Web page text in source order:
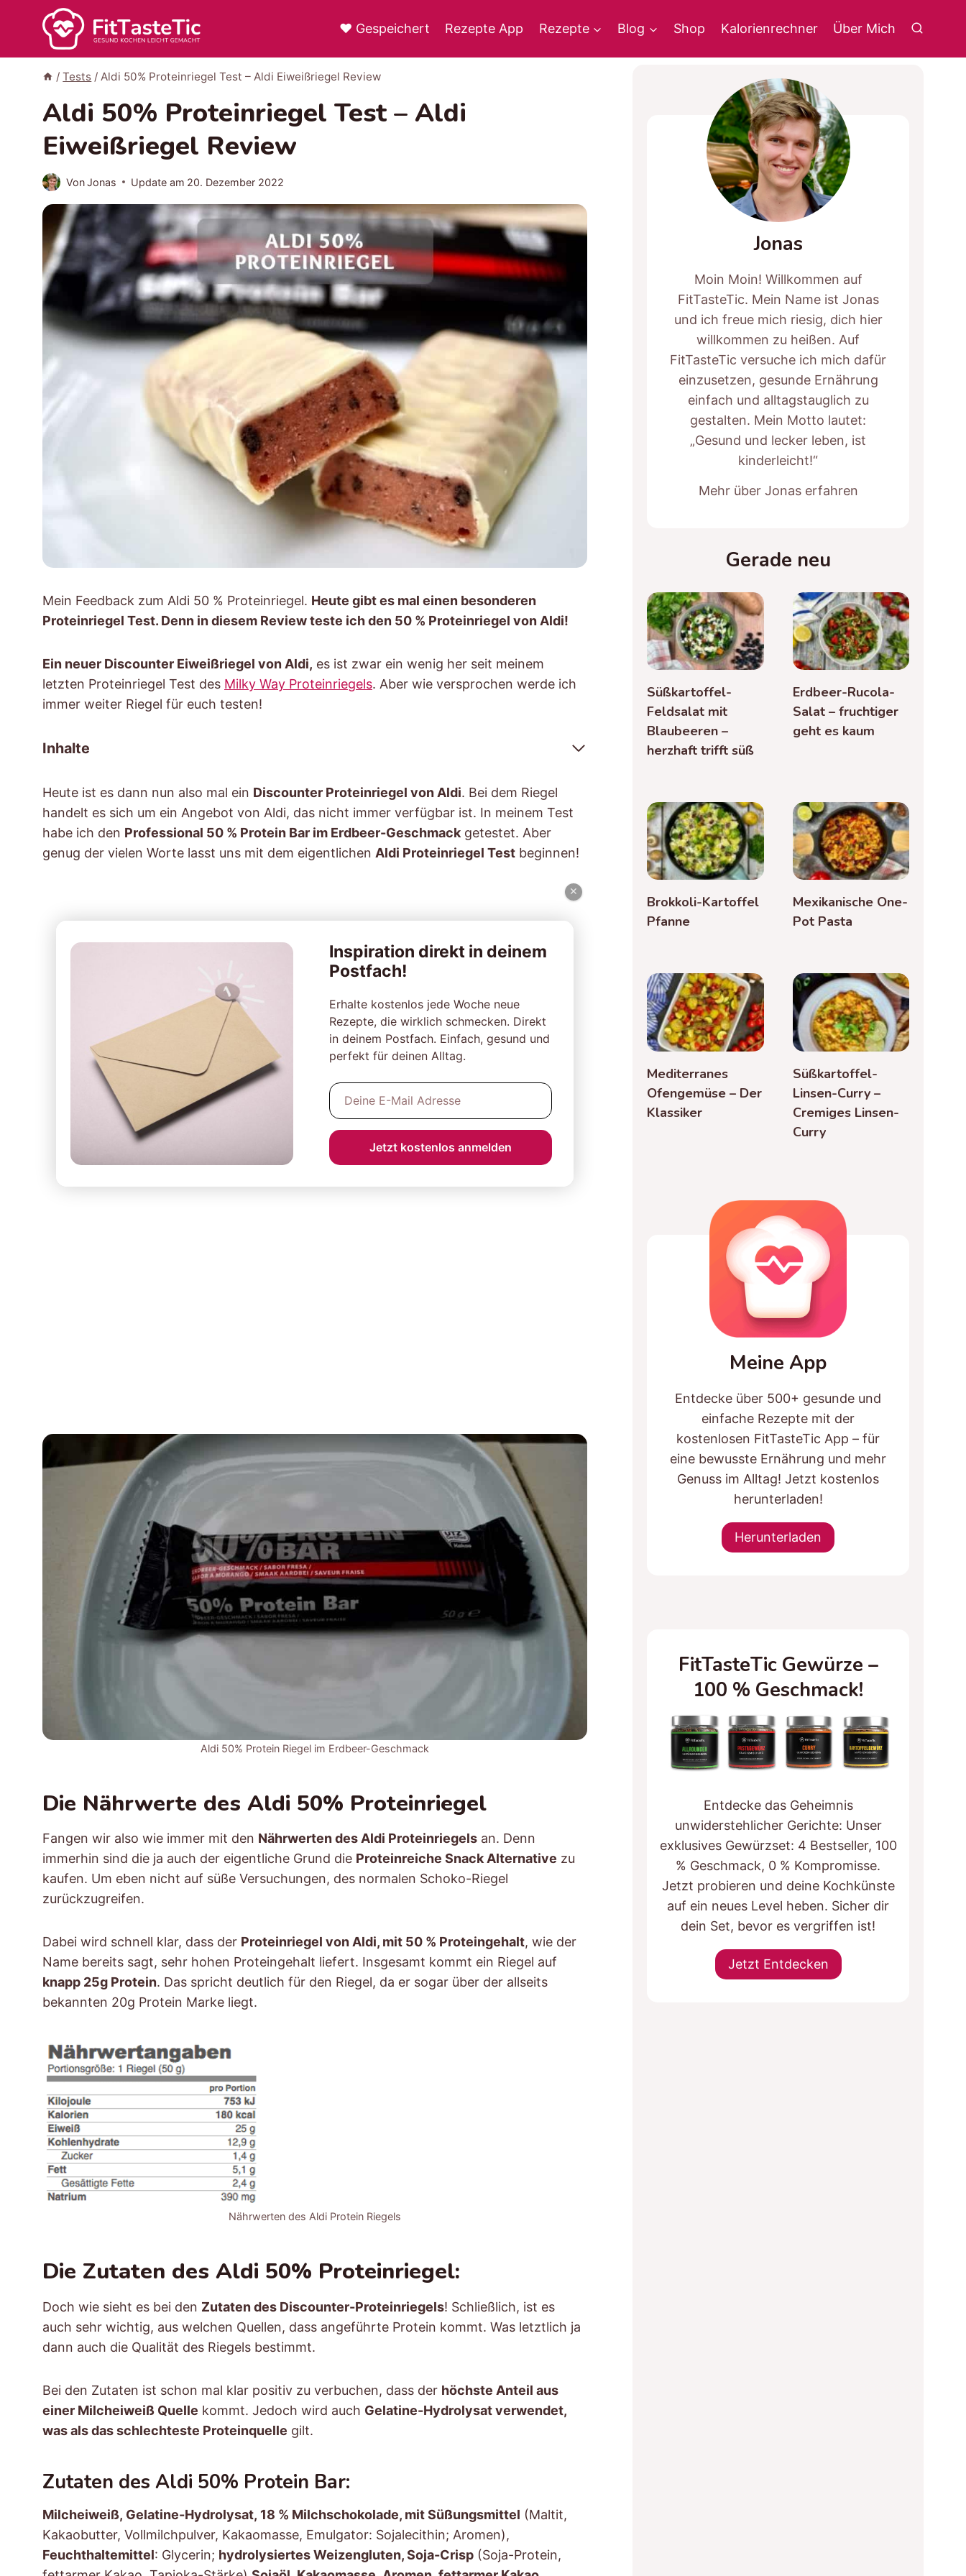
springen
♥ Gespeichert Rezepte App Rezepte Blog Shop Kalorienrechner Über Mich
/ Tests / Aldi 50% Proteinriegel Test – Aldi Eiweißriegel Review
Aldi 50% Proteinriegel Test – Aldi
Eiweißriegel Review
VonJonas Update am 20. Dezember 2022
Mein Feedback zum Aldi 50 % Proteinriegel. Heute gibt es mal einen besonderen
Proteinriegel Test. Denn in diesem Review teste ich den 50 % Proteinriegel von Aldi!
Ein neuer Discounter Eiweißriegel von Aldi, es ist zwar ein wenig her seit meinem
letzten Proteinriegel Test des Milky Way Proteinriegels. Aber wie versprochen werde ich
immer weiter Riegel für euch testen!
Inhalte
Heute ist es dann nun also mal ein Discounter Proteinriegel von Aldi. Bei dem Riegel
handelt es sich um ein Angebot von Aldi, das nicht immer verfügbar ist. In meinem Test
habe ich den Professional 50 % Protein Bar im Erdbeer-Geschmack getestet. Aber
genug der vielen Worte lasst uns mit dem eigentlichen Aldi Proteinriegel Test beginnen!
×
Inspiration direkt in deinem
Postfach!
Erhalte kostenlos jede Woche neue
Rezepte, die wirklich schmecken. Direkt
in deinem Postfach. Einfach, gesund und
perfekt für deinen Alltag.
Jetzt kostenlos anmelden
Aldi 50% Protein Riegel im Erdbeer-Geschmack
Die Nährwerte des Aldi 50% Proteinriegel
Fangen wir also wie immer mit den Nährwerten des Aldi Proteinriegels an. Denn
immerhin sind die ja auch der eigentliche Grund die Proteinreiche Snack Alternative zu
kaufen. Um eben nicht auf süße Versuchungen, des normalen Schoko-Riegel
zurückzugreifen.
Dabei wird schnell klar, dass der Proteinriegel von Aldi, mit 50 % Proteingehalt, wie der
Name bereits sagt, sehr hohen Proteingehalt liefert. Insgesamt kommt ein Riegel auf
knapp 25g Protein. Das spricht deutlich für den Riegel, da er sogar über der allseits
bekannten 20g Protein Marke liegt.
Nährwerten des Aldi Protein Riegels
Die Zutaten des Aldi 50% Proteinriegel:
Doch wie sieht es bei den Zutaten des Discounter-Proteinriegels! Schließlich, ist es
auch sehr wichtig, aus welchen Quellen, dass angeführte Protein kommt. Was letztlich ja
dann auch die Qualität des Riegels bestimmt.
Bei den Zutaten ist schon mal klar positiv zu verbuchen, dass der höchste Anteil aus
einer Milcheiweiß Quelle kommt. Jedoch wird auch Gelatine-Hydrolysat verwendet,
was als das schlechteste Proteinquelle gilt.
Zutaten des Aldi 50% Protein Bar:
Milcheiweiß, Gelatine-Hydrolysat, 18 % Milchschokolade, mit Süßungsmittel (Maltit,
Kakaobutter, Vollmilchpulver, Kakaomasse, Emulgator: Sojalecithin; Aromen),
Feuchthaltemittel: Glycerin; hydrolysiertes Weizengluten, Soja-Crisp (Soja-Protein,
Jonas
Moin Moin! Willkommen auf
FitTasteTic. Mein Name ist Jonas
und ich freue mich riesig, dich hier
willkommen zu heißen. Auf
FitTasteTic versuche ich mich dafür
einzusetzen, gesunde Ernährung
einfach und alltagstauglich zu
gestalten. Mein Motto lautet:
„Gesund und lecker leben, ist
kinderleicht!“
Mehr über Jonas erfahren
Gerade neu
Süßkartoffel-
Feldsalat mit
Blaubeeren –
herzhaft trifft süß
Erdbeer-Rucola-
Salat – fruchtiger
geht es kaum
Brokkoli-Kartoffel
Pfanne
Mexikanische One-
Pot Pasta
Mediterranes
Ofengemüse – Der
Klassiker
Süßkartoffel-
Linsen-Curry –
Cremiges Linsen-
Curry
Meine App
Entdecke über 500+ gesunde und
einfache Rezepte mit der
kostenlosen FitTasteTic App – für
eine bewusste Ernährung und mehr
Genuss im Alltag! Jetzt kostenlos
herunterladen!
Herunterladen
FitTasteTic Gewürze –
100 % Geschmack!
Entdecke das Geheimnis
unwiderstehlicher Gerichte: Unser
exklusives Gewürzset: 4 Bestseller, 100
% Geschmack, 0 % Kompromisse.
Jetzt probieren und deine Kochkünste
auf ein neues Level heben. Sicher dir
dein Set, bevor es vergriffen ist!
Jetzt Entdecken